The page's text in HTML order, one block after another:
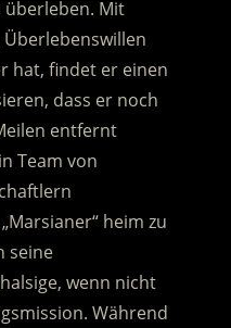
überleben. Mit
hat, findet er einen
dass er noch
entfernt
Team von
heim zu
seine
wenn nicht
Während